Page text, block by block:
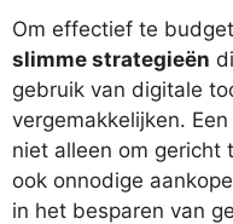
Om effectief te
slimme strategieën
gebruik van digitale
vergemakkelijken. Een
niet alleen om gericht
ook onnodige
in het besparen van